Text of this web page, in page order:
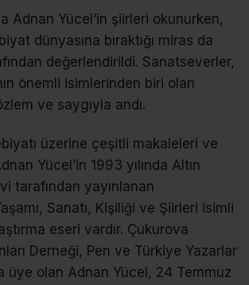
Adnan Yücel’in şiirleri okunurken,
dünyasına bıraktığı miras da
değerlendirildi. Sanatseverler,
önemli isimlerinden biri olan
ve saygıyla andı.
üzerine çeşitli makaleleri ve
Yücel’in 1993 yılında Altın
tarafından yayınlanan
Sanatı, Kişiliği ve Şiirleri isimli
eseri vardır. Çukurova
Derneği, Pen ve Türkiye Yazarlar
üye olan Adnan Yücel, 24 Temmuz